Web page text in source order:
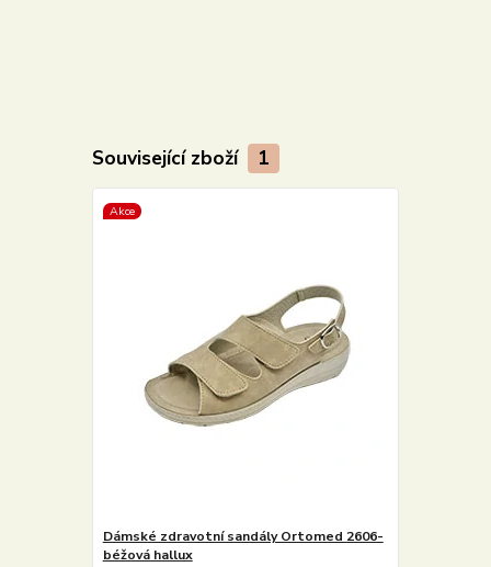
Související zboží 1
Akce
Dámské zdravotní sandály Ortomed 2606-
béžová hallux